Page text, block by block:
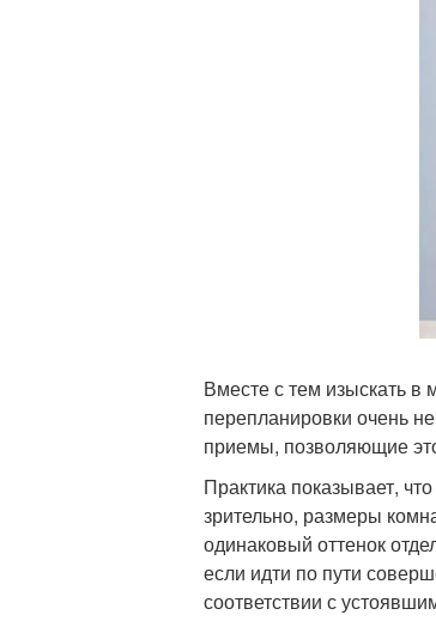
Вместе с тем изыскать в
перепланировки очень
приемы, позволяющие
Практика показывает,
зрительно, размеры
одинаковый оттенок
если идти по пути
соответствии с